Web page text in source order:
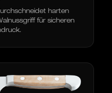
harten
für sicheren